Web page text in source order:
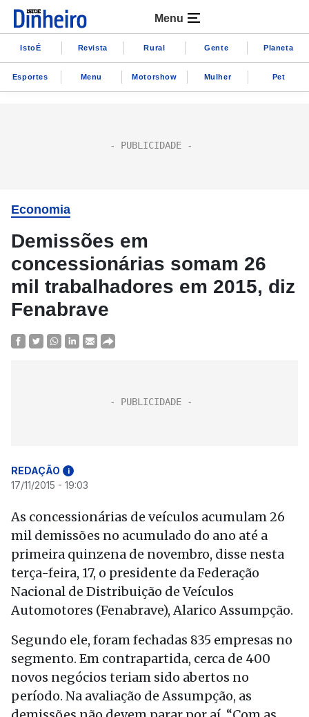
Menu
IstoÉ Revista Rural Gente Planeta
Esportes Menu Motorshow Mulher Pet
Economia
Demissões em
concessionárias somam 26
mil trabalhadores em 2015, diz
Fenabrave
REDAÇÃO i
17/11/2015 - 19:03
As concessionárias de veículos acumulam 26
mil demissões no acumulado do ano até a
primeira quinzena de novembro, disse nesta
terça-feira, 17, o presidente da Federação
Nacional de Distribuição de Veículos
Automotores (Fenabrave), Alarico Assumpção.
Segundo ele, foram fechadas 835 empresas no
segmento. Em contrapartida, cerca de 400
novos negócios teriam sido abertos no
período. Na avaliação de Assumpção, as